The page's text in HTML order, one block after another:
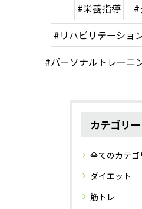
#栄養指導
#
#リハビリテーショ
#パーソナルトレーニ
カテゴリー
全てのカテゴ
ダイエット
筋トレ